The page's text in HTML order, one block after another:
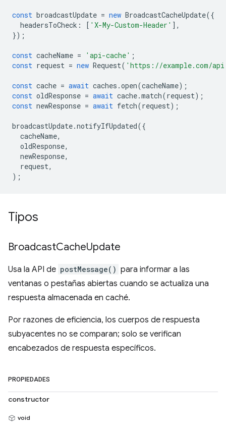
const broadcastUpdate = new BroadcastCacheUpdate({
headersToCheck : [ 'X-My-Custom-Header' ],
});
const cacheName = 'api-cache' ;
const request = new Request( 'https://example.com/
const cache = await caches .open(cacheName);
const oldResponse = await cache.match(request);
const newResponse = await fetch(request);
broadcastUpdate.notifyIfUpdated({
cacheName,
oldResponse,
newResponse,
request,
);
Tipos
BroadcastCacheUpdate
Usa la API de postMessage() para informar a las
ventanas o pestañas abiertas cuando se actualiza una
respuesta almacenada en caché.
Por razones de eficiencia, los cuerpos de respuesta
subyacentes no se comparan; solo se verifican
encabezados de respuesta específicos.
PROPIEDADES
constructor
void